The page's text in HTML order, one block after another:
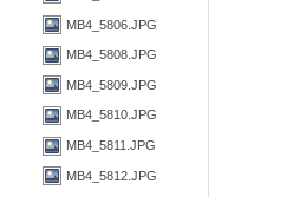
MB4_5806.JPG
MB4_5808.JPG
MB4_5809.JPG
MB4_5810.JPG
MB4_5811.JPG
MB4_5812.JPG